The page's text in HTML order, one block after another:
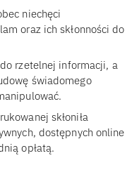
niechęci
oraz ich skłonności do
rzetelnej informacji, a
świadomego
skłoniła
dostępnych online
opłatą.